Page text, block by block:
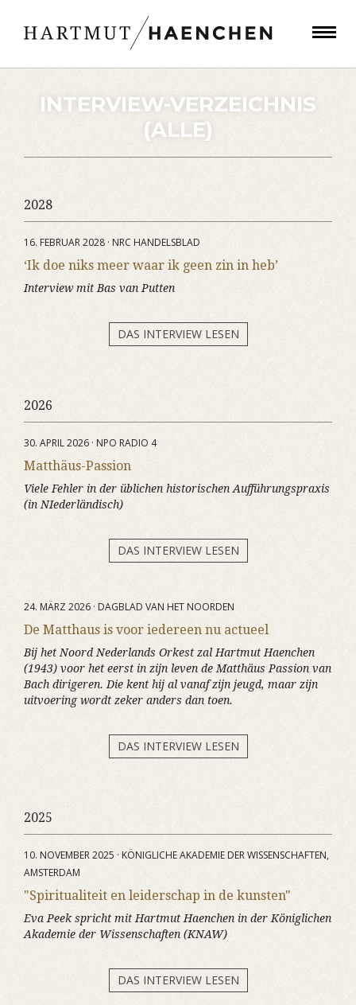
INTERVIEW-VERZEICHNIS
(ALLE)
2028
16. FEBRUAR 2028 · NRC HANDELSBLAD
‘Ik doe niks meer waar ik geen zin in heb’
Interview mit Bas van Putten
DAS INTERVIEW LESEN
2026
30. APRIL 2026 · NPO RADIO 4
Matthäus-Passion
Viele Fehler in der üblichen historischen Aufführungspraxis
(in NIederländisch)
DAS INTERVIEW LESEN
24. MÄRZ 2026 · DAGBLAD VAN HET NOORDEN
De Matthaus is voor iedereen nu actueel
Bij het Noord Nederlands Orkest zal Hartmut Haenchen
(1943) voor het eerst in zijn leven de Matthäus Passion van
Bach dirigeren. Die kent hij al vanaf zijn jeugd, maar zijn
uitvoering wordt zeker anders dan toen.
DAS INTERVIEW LESEN
2025
10. NOVEMBER 2025 · KÖNIGLICHE AKADEMIE DER WISSENSCHAFTEN,
AMSTERDAM
"Spiritualiteit en leiderschap in de kunsten"
Eva Peek spricht mit Hartmut Haenchen in der Königlichen
Akademie der Wissenschaften (KNAW)
DAS INTERVIEW LESEN